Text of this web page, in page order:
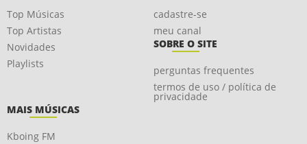
Top Músicas
Top Artistas
Novidades
Playlists
cadastre-se
meu canal
SOBRE O SITE
perguntas frequentes
termos de uso / política de
privacidade
MAIS MÚSICAS
Kboing FM